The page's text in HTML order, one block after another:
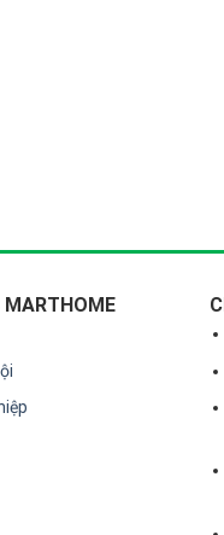
MARTHOME